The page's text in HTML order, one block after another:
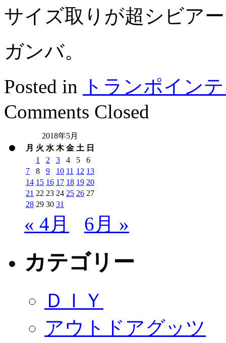
サイズ取りが超シビア
ガンバ。
Posted in
トランポイン
Comments Closed
2018年5月
月 火 水 木 金 土 日
1
2 3 4 5
6
7
8 9 10 11 12 13
14 15 16 17 18 19 20
21 22 23 24 25 26 27
28 29 30 31
« 4月 6月 »
カテゴリー
ＤＩＹ
アウトドアグッツ